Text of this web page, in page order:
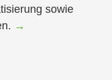
sowie
→